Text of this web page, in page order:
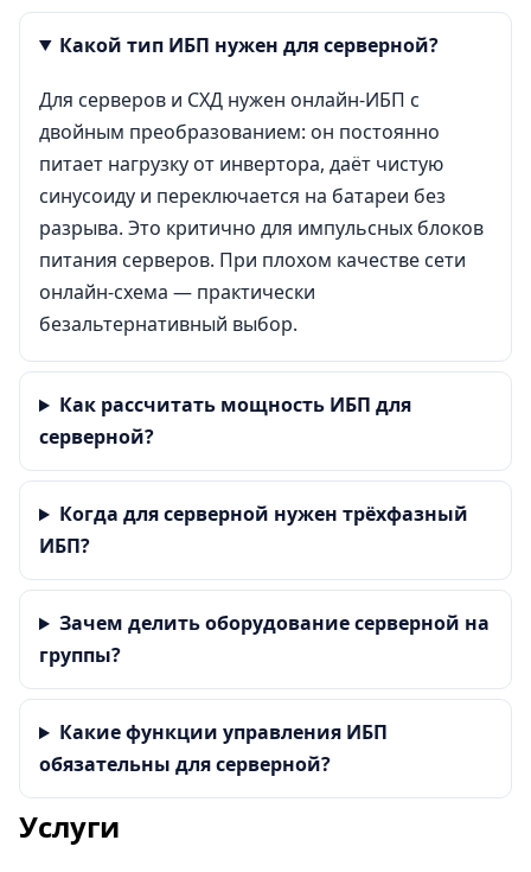
Какой тип ИБП нужен для серверной?
Для серверов и СХД нужен онлайн-ИБП с
двойным преобразованием: он постоянно
питает нагрузку от инвертора, даёт чистую
синусоиду и переключается на батареи без
разрыва. Это критично для импульсных блоков
питания серверов. При плохом качестве сети
онлайн-схема — практически
безальтернативный выбор.
Как рассчитать мощность ИБП для
серверной?
Когда для серверной нужен трёхфазный
ИБП?
Зачем делить оборудование серверной на
группы?
Какие функции управления ИБП
обязательны для серверной?
Услуги